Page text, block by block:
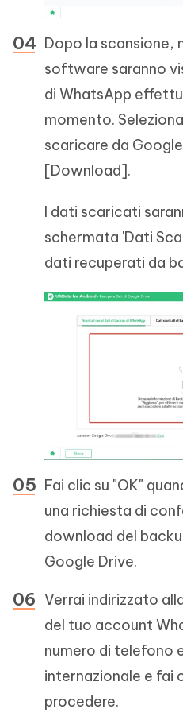
Dopo la scansione,
software saranno
di WhatsApp
momento.
scaricare da
[Download].
I dati scaricati
schermata 'Dati
dati recuperati da
Fai clic su "OK"
una richiesta di
download del
Google Drive.
Verrai indirizzato
del tuo account
numero di telefono
internazionale e fai
procedere.